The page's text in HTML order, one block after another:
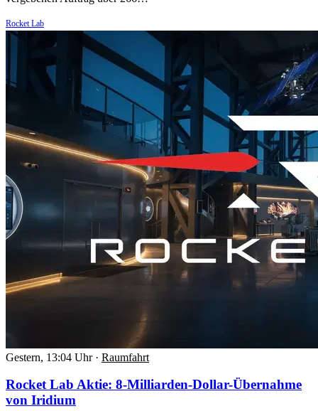
Rocket Lab
Gestern, 13:04 Uhr · Raumfahrt
Rocket Lab Aktie: 8-Milliarden-Dollar-Übernahme
von Iridium